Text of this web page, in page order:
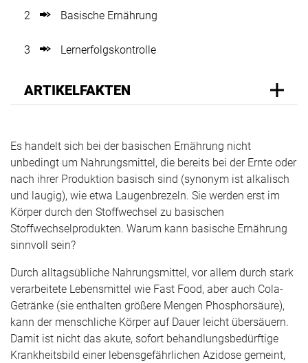
2 Basische Ernährung
3 Lernerfolgskontrolle
ARTIKELFAKTEN
Es handelt sich bei der basischen Ernährung nicht
unbedingt um Nahrungsmittel, die bereits bei der Ernte oder
nach ihrer Produktion basisch sind (synonym ist alkalisch
und laugig), wie etwa Laugenbrezeln. Sie werden erst im
Körper durch den Stoffwechsel zu basischen
Stoffwechselprodukten. Warum kann basische Ernährung
sinnvoll sein?
Durch alltagsübliche Nahrungsmittel, vor allem durch stark
verarbeitete Lebensmittel wie Fast Food, aber auch Cola-
Getränke (sie enthalten größere Mengen Phosphorsäure),
kann der menschliche Körper auf Dauer leicht übersäuern.
Damit ist nicht das akute, sofort behandlungsbedürftige
Krankheitsbild einer lebensgefährlichen Azidose gemeint,